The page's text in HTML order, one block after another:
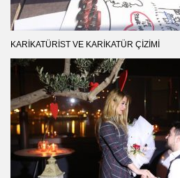
KARIKATÜRIST VE KARIKATÜR ÇIZIMI